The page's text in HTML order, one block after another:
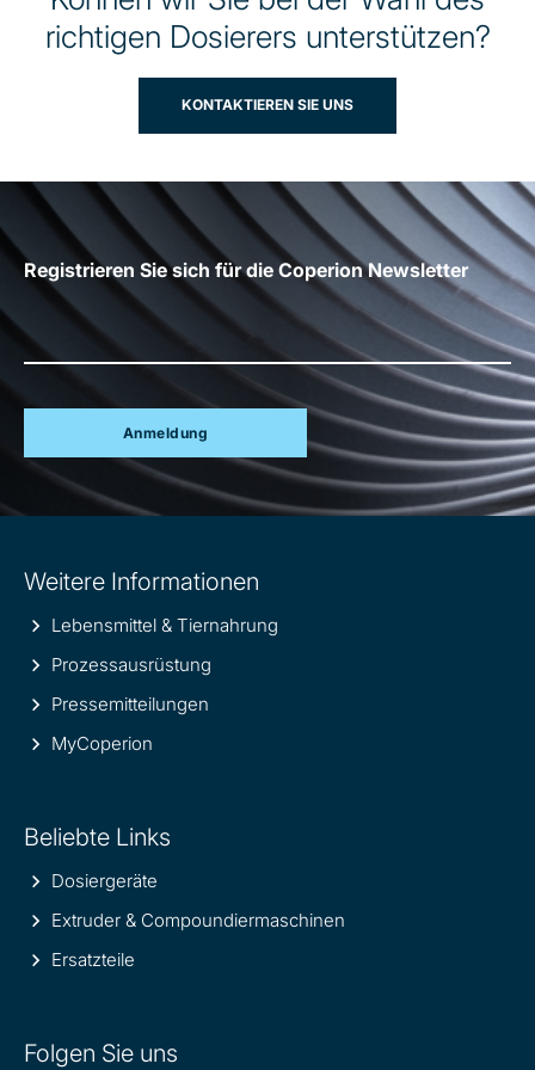
richtigen Dosierers unterstützen?
KONTAKTIEREN SIE UNS
Registrieren Sie sich für die Coperion Newsletter
Anmeldung
information
Weitere Informationen
Lebensmittel & Tiernahrung
Prozessausrüstung
Pressemitteilungen
MyCoperion
Beliebte Links
Dosiergeräte
Extruder & Compoundiermaschinen
Ersatzteile
Folgen Sie uns